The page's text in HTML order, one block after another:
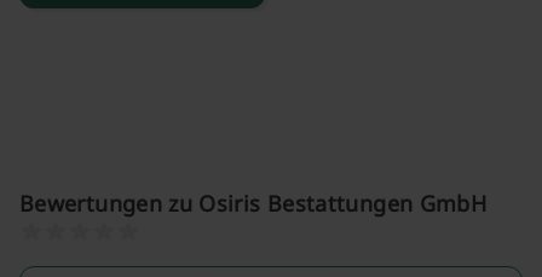
Bewertungen zu Osiris Bestattungen GmbH